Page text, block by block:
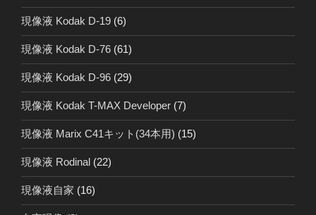
現像液 Kodak D-19 (6)
現像液 Kodak D-76 (61)
現像液 Kodak D-96 (29)
現像液 Kodak T-MAX Developer (7)
現像液 Marix C41キット(34本用) (15)
現像液 Rodinal (22)
現像液自家 (16)